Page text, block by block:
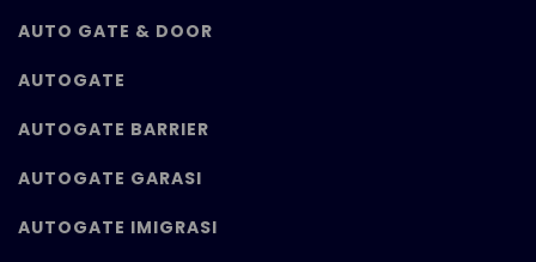
AUTO GATE & DOOR
AUTOGATE
AUTOGATE BARRIER
AUTOGATE GARASI
AUTOGATE IMIGRASI